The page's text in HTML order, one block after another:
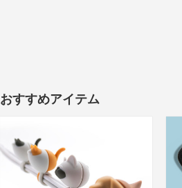
おすすめアイテム